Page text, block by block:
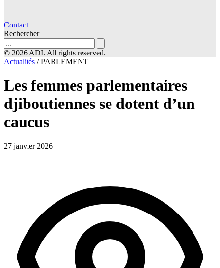
Contact
Rechercher
© 2026 ADI. All rights reserved.
Actualités / PARLEMENT
Les femmes parlementaires
djiboutiennes se dotent d’un
caucus
27 janvier 2026